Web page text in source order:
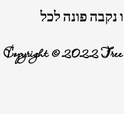
פונה לכל
Copyright © 2022